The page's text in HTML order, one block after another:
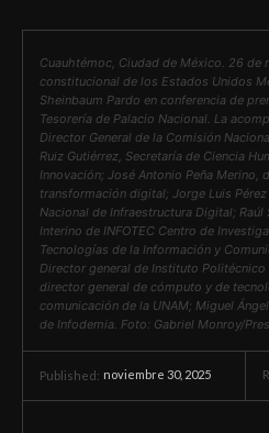
Cuauhtémoc, Ciudad de México. 26 de
constitucional de los Estados Unidos
Sheinbaum Pardo en conferencia de
Tesorería de Palacio Nacional. La
Director General de la Comisión
Ruiz Gutiérrez, Secretaría de Ciencia
Innovación; José Antonio Peña Merino,
transformación digital; Jorge Luis
Nacional de Infraestructura Digital;
Interino de INFOTEC Centro de
Tecnologías de la Información y
Director general de Instituto Politécnico
director general de cómputo y de
comunicación de la UNAM; Miguel
de Infodemia. Foto: Gabriel Monroy/
Published: noviembre 30, 2025